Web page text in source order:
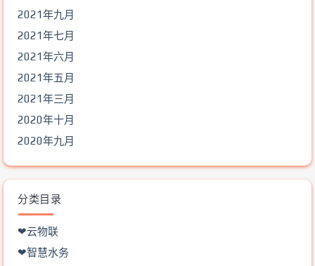
2021年九月
2021年七月
2021年六月
2021年五月
2021年三月
2020年十月
2020年九月
分类目录
❤云物联
❤智慧水务